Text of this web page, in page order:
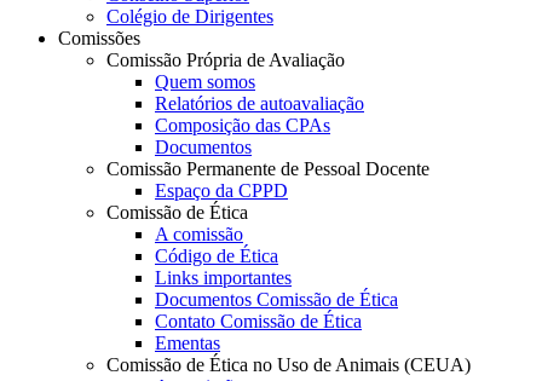
Colégio de Dirigentes
Comissões
Comissão Própria de Avaliação
Quem somos
Relatórios de autoavaliação
Composição das CPAs
Documentos
Comissão Permanente de Pessoal Docente
Espaço da CPPD
Comissão de Ética
A comissão
Código de Ética
Links importantes
Documentos Comissão de Ética
Contato Comissão de Ética
Ementas
Comissão de Ética no Uso de Animais (CEUA)